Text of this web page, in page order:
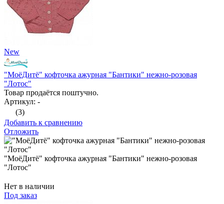
New
"МоёДитё" кофточка ажурная "Бантики" нежно-розовая
"Лотос"
Товар продаётся поштучно.
Артикул: -
(3)
Добавить к сравнению
Отложить
"МоёДитё" кофточка ажурная "Бантики" нежно-розовая
"Лотос"
Нет в наличии
Под заказ